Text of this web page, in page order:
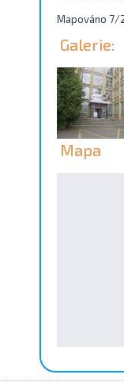
Mapováno 7/
Galerie:
Mapa